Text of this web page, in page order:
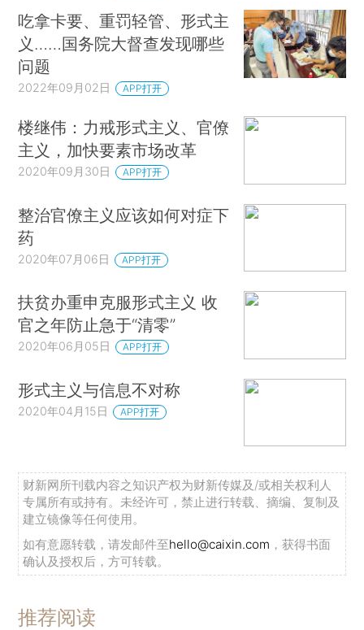
吃拿卡要、重罚轻管、形式主
义……国务院大督查发现哪些
问题
2022年09月02日 APP打开
楼继伟：力戒形式主义、官僚
主义，加快要素市场改革
2020年09月30日 APP打开
整治官僚主义应该如何对症下
药
2020年07月06日 APP打开
扶贫办重申克服形式主义 收
官之年防止急于“清零”
2020年06月05日 APP打开
形式主义与信息不对称
2020年04月15日 APP打开
财新网所刊载内容之知识产权为财新传媒及/或相关权利人
专属所有或持有。未经许可，禁止进行转载、摘编、复制及
建立镜像等任何使用。
如有意愿转载，请发邮件至hello@caixin.com ，获得书面
确认及授权后，方可转载。
推荐阅读